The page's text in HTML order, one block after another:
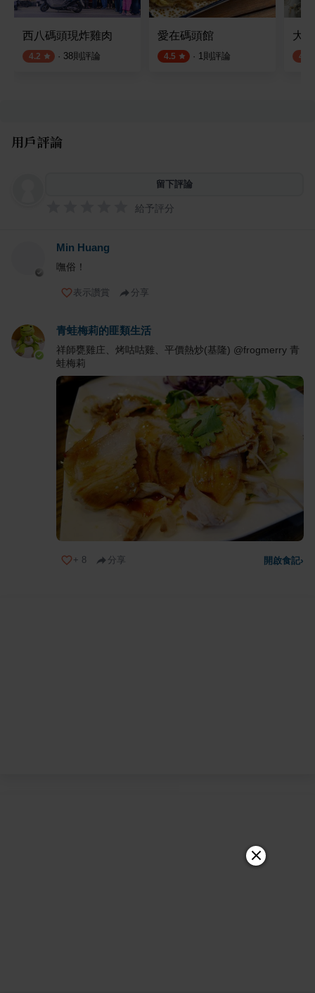
西八碼頭現炸雞肉
4.2 · 38則評論
愛在碼頭館
4.5 · 1則評論
大
4.0
用戶評論
留下評論
給予評分
Min Huang
嘸俗！
表示讚賞 分享
青蛙梅莉的匪類生活
祥師甕雞庄、烤咕咕雞、平價熱炒(基隆) @frogmerry 青
蛙梅莉
+ 8 分享 開啟食記›